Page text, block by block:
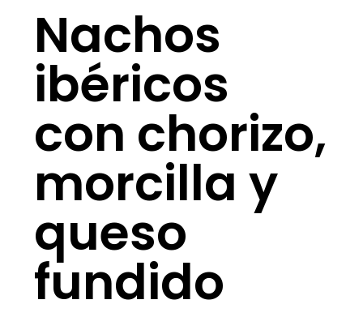
Nachos
ibéricos
con chorizo,
morcilla y
queso
fundido